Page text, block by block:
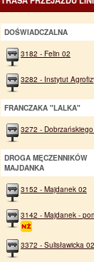
DOŚWIADCZALNA
3182 - Felin 02
3282 - Instytut
FRANCZAKA "LALKA"
3272 -
DROGA MĘCZENNIKÓW
MAJDANKA
3152 - Majdanek 02
3142 - Majdanek -
3372 - Sulisławicka 02